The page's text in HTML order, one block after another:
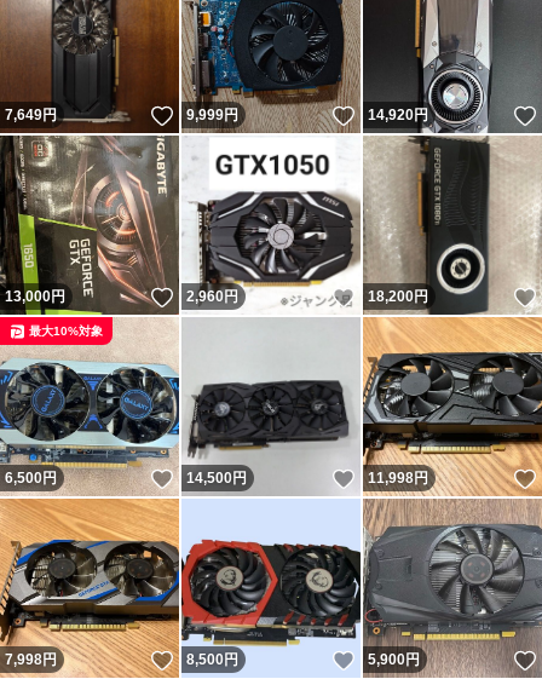
7,649円 いいね！
9,999円 いいね！
14,920円
13,000円 いいね！
2,960 円 いいね！
18,200円
6,500円 いいね！
最大10%対象
14,500円 いいね！
11,998円
7,998円 いいね！
8,500円 いいね！
5,900円